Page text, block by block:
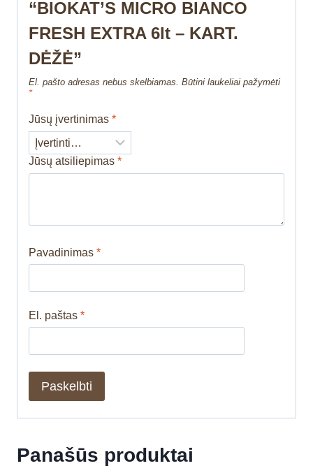
“BIOKAT’S MICRO BIANCO
FRESH EXTRA 6lt – KART.
DĖŽĖ”
El. pašto adresas nebus skelbiamas. Būtini laukeliai pažymėti
*
Jūsų įvertinimas *
Jūsų atsiliepimas *
Pavadinimas *
El. paštas *
Panašūs produktai